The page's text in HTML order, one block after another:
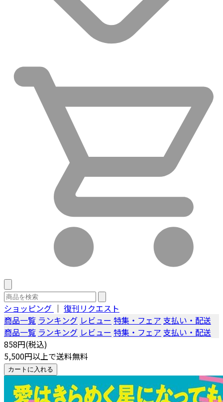
ショッピング ｜ 復刊リクエスト
商品一覧 ランキング レビュー 特集・フェア 支払い・配送
商品一覧 ランキング レビュー 特集・フェア 支払い・配送
858円(税込)
5,500円以上で送料無料
カートに入れる